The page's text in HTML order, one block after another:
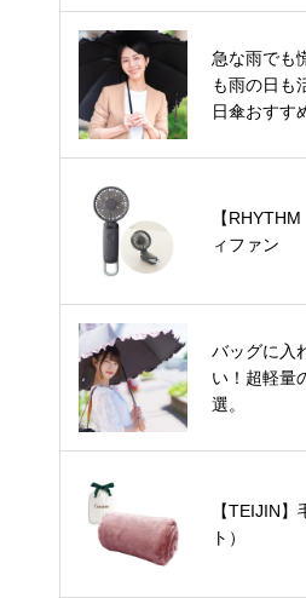
急な雨でも
も雨の日も
日傘おすす
【
ィファン
バッグに入
い！超軽量
選。
【TEIJIN
ト）